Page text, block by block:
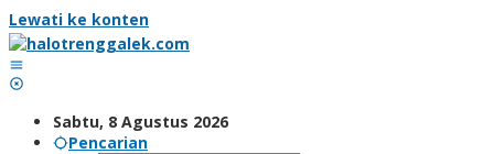
Lewati ke konten
Sabtu, 8 Agustus 2026
Pencarian